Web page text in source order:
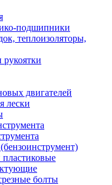
подшипники
теплоизоляторы,
рукоятки
двигателей
лески
болты